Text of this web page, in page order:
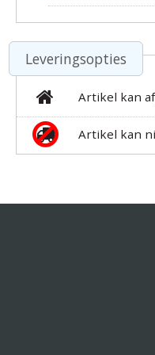
Leveringsopties
Artikel kan
Artikel kan